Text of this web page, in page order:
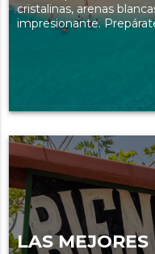
cristalinas, arenas
impresionante.
LAS MEJORES